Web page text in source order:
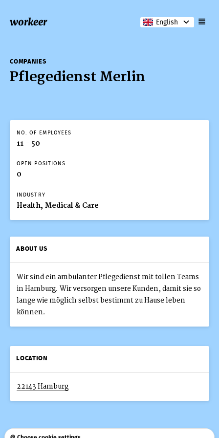
workeer English
COMPANIES
Pflegedienst Merlin
NO. OF EMPLOYEES
11 - 50
OPEN POSITIONS
0
INDUSTRY
Health, Medical & Care
ABOUT US
Wir sind ein ambulanter Pflegedienst mit tollen Teams
in Hamburg. Wir versorgen unsere Kunden, damit sie so
lange wie möglich selbst bestimmt zu Hause leben
können.
LOCATION
22143 Hamburg